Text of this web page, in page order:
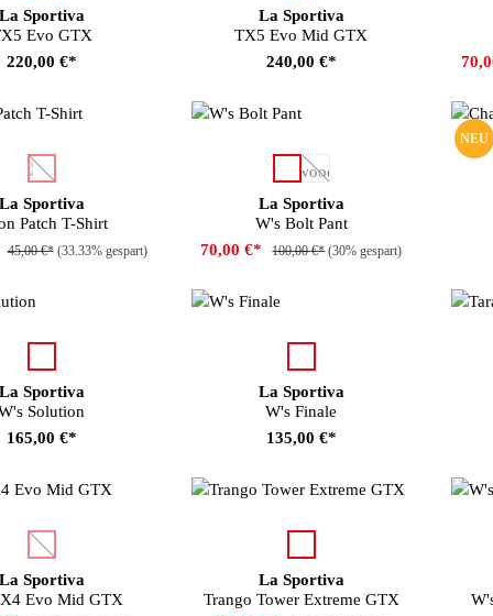
La Sportiva
Evo GTX
220,00 €*
La Sportiva
TX5 Evo Mid GTX
240,00 €*
La Sportiva
Patch T-Shirt
auswählen
(Diese Option ist zurzeit nicht verfügbar.)
45,00 €* (33.33% gespart)
La Sportiva
W's Bolt Pant
auswählen
(Diese Option ist zurzeit
70,00 €* 100,00 €* (30% gespart)
NEU
La Sportiva
Solution
165,00 €*
La Sportiva
W's Finale
135,00 €*
La Sportiva
Evo Mid GTX
auswählen
(Diese Option ist zurzeit nicht verfügbar.)
La Sportiva
Trango Tower Extreme GTX